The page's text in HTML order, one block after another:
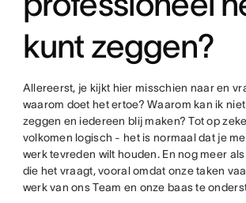
kunt zeggen?
Allereerst, je kijkt hier misschien naar en
waarom doet het ertoe? Waarom kan ik
zeggen en iedereen blij maken? Tot op
volkomen logisch - het is normaal dat je
werk tevreden wilt houden. En nog meer
die het vraagt, vooral omdat onze taken
werk van ons Team en onze baas te